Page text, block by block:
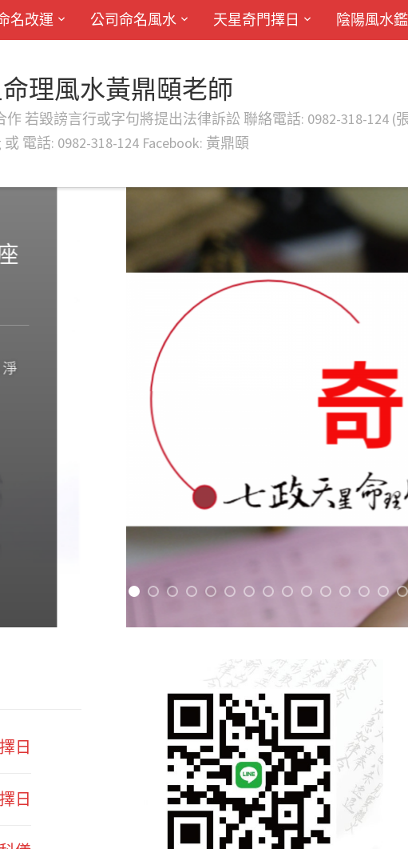
名改運 公司命名風水 天星奇門擇日 陰陽風水
理風水黃鼎頤老師
若毀謗言行或字句將提出法律訴訟 聯絡電話: 0982-318-124 (
電話: 0982-318-124 Facebook: 黃鼎頤
日
日